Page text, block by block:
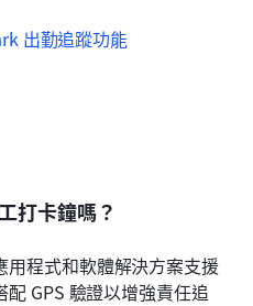
出勤追蹤功能
打卡鐘嗎？
用程式和軟體解決方案支援
GPS 驗證以增強責任追